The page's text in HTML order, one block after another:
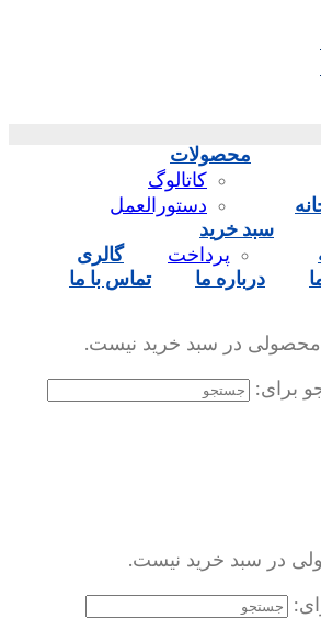
محصولات
کاتالوگ
دستورالعمل
سبد خرید
پرداخت
گالری
درباره ما تماس‌ با‌ ما
در سبد خرید نیست.
برای:
در سبد خرید نیست.